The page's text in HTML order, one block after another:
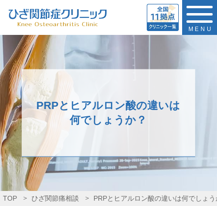
MENU
PRPとヒアルロン酸の違いは
何でしょうか？
TOP ひざ関節痛相談 PRPとヒアルロン酸の違いは何でしょ